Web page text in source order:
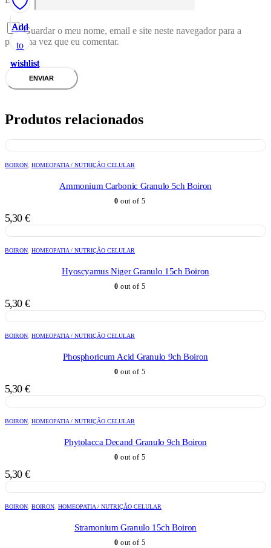
Guardar o meu nome, email e site neste navegador para a
próxima vez que eu comentar.
Produtos relacionados
Add
to
wishlist
BOIRON, HOMEOPATIA / NUTRIÇÃO CELULAR
Ammonium Carbonic Granulo 5ch Boiron
0 out of 5
5,30 €
Add
to
wishlist
BOIRON, HOMEOPATIA / NUTRIÇÃO CELULAR
Hyoscyamus Niger Granulo 15ch Boiron
0 out of 5
5,30 €
Add
to
wishlist
BOIRON, HOMEOPATIA / NUTRIÇÃO CELULAR
Phosphoricum Acid Granulo 9ch Boiron
0 out of 5
5,30 €
Add
to
wishlist
BOIRON, HOMEOPATIA / NUTRIÇÃO CELULAR
Phytolacca Decand Granulo 9ch Boiron
0 out of 5
5,30 €
Add
to
wishlist
BOIRON, BOIRON, HOMEOPATIA / NUTRIÇÃO CELULAR
Stramonium Granulo 15ch Boiron
0 out of 5